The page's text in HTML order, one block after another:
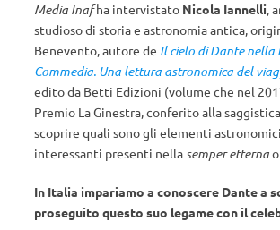
Media Inafha intervistato Nicola Iannelli,
studioso di storia e astronomia antica,
Benevento, autore de Il cielo di Dante nella
Commedia. Una lettura astronomica del
edito da Betti Edizioni (volume che nel
Premio La Ginestra, conferito alla
scoprire quali sono gli elementi
interessanti presenti nellasemper etterna
In Italia impariamo a conoscere Dante a
proseguito questo suo legame con il